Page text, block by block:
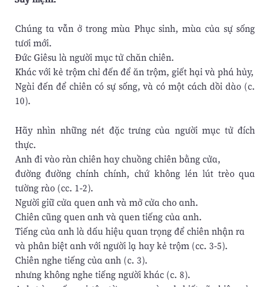
Chúng ta vẫn ở trong mùa Phục sinh, mùa của sự sống
tươi mới.
Đức Giêsu là người mục tử chăn chiên.
Khác với kẻ trộm chỉ đến để ăn trộm, giết hại và phá hủy,
Ngài đến để chiên có sự sống, và có một cách dồi dào (c.
10).
Hãy nhìn những nét đặc trưng của người mục tử đích
thực.
Anh đi vào ràn chiên hay chuồng chiên bằng cửa,
đường đường chính chính, chứ không lén lút trèo qua
tường rào (cc. 1-2).
Người giữ cửa quen anh và mở cửa cho anh.
Chiên cũng quen anh và quen tiếng của anh.
Tiếng của anh là dấu hiệu quan trọng để chiên nhận ra
và phân biệt anh với người lạ hay kẻ trộm (cc. 3-5).
Chiên nghe tiếng của anh (c. 3).
nhưng không nghe tiếng người khác (c. 8).